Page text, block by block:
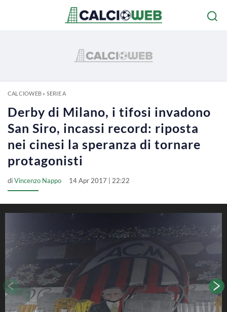
CALCIOWEB» SERIE A
Derby di Milano, i tifosi invadono
San Siro, incassi record: riposta
nei cinesi la speranza di tornare
protagonisti
diVincenzo Nappo 14 Apr 2017 | 22:22